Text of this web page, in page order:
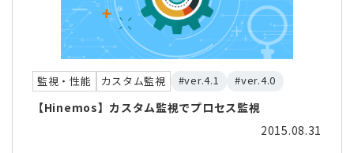
監視・性能 カスタム監視 #ver.4.1 #ver.4.0
【Hinemos】カスタム監視でプロセス監視
2015.08.31